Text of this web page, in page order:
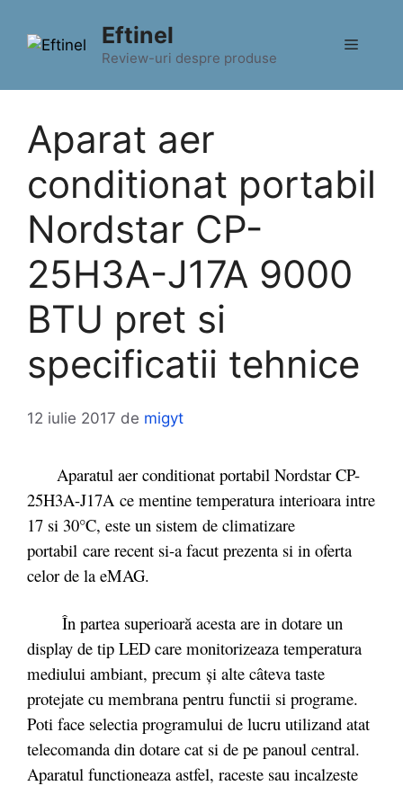
conținut
Eftinel
Review-uri despre produse
Meniu
Aparat aer
conditionat portabil
Nordstar CP-
25H3A-J17A 9000
BTU pret si
specificatii tehnice
12 iulie 2017 de migyt
Aparatul aer conditionat portabil Nordstar CP-
25H3A-J17A ce mentine temperatura interioara intre
17 si 30°C, este un sistem de climatizare
portabil care recent si-a facut prezenta si in oferta
celor de la eMAG.
În partea superioară acesta are in dotare un
display de tip LED care monitorizeaza temperatura
mediului ambiant, precum și alte câteva taste
protejate cu membrana pentru functii si programe.
Poti face selectia programului de lucru utilizand atat
telecomanda din dotare cat si de pe panoul central.
Aparatul functioneaza astfel, raceste sau incalzeste